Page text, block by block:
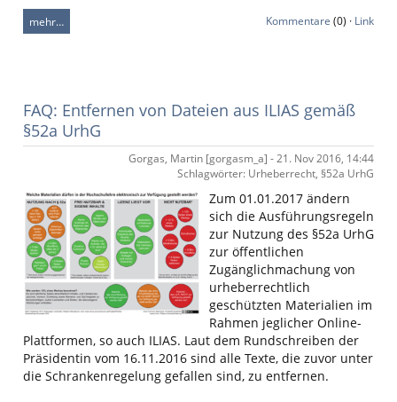
mehr… Kommentare (0) · Link
FAQ: Entfernen von Dateien aus ILIAS gemäß
§52a UrhG
Gorgas, Martin [gorgasm_a] - 21. Nov 2016, 14:44
Schlagwörter: Urheberrecht, §52a UrhG
Zum 01.01.2017 ändern
sich die Ausführungsregeln
zur Nutzung des §52a UrhG
zur öffentlichen
Zugänglichmachung von
urheberrechtlich
geschützten Materialien im
Rahmen jeglicher Online-
Plattformen, so auch ILIAS. Laut dem Rundschreiben der
Präsidentin vom 16.11.2016 sind alle Texte, die zuvor unter
die Schrankenregelung gefallen sind, zu entfernen.